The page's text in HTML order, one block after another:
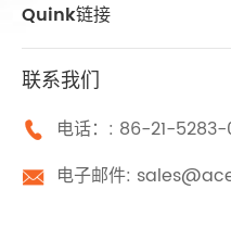
Quink链接
联系我们
 电话：: 86-21-5283-
 电子邮件: